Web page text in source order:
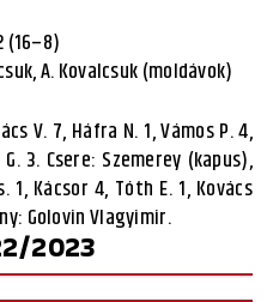
(16–8)
A. Kovalcsuk (moldávok)
V. 7, Háfra N. 1, Vámos P. 4,
3. Csere: Szemerey (kapus),
1, Kácsor 4, Tóth E. 1, Kovács
Golovin Vlagyimir.
2023